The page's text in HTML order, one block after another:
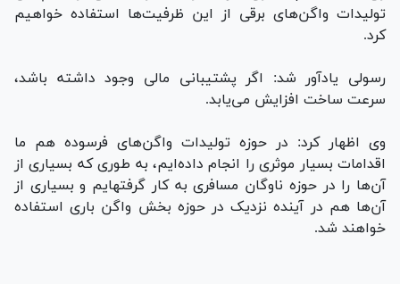
تولیدات واگن‌های برقی از این ظرفیت‌ها استفاده خواهیم
کرد.
رسولی یادآور شد: اگر پشتیبانی مالی وجود داشته باشد،
سرعت ساخت افزایش می‌یابد.
وی اظهار کرد: در حوزه تولیدات واگن‌های فرسوده هم ما
اقدامات بسیار موثری را انجام داده‌ایم، به طوری که بسیاری از
آن‌ها را در حوزه ناوگان مسافری به کار گرفته‍ایم و بسیاری از
آن‌ها هم در آینده نزدیک در حوزه بخش واگن باری استفاده
خواهند شد.